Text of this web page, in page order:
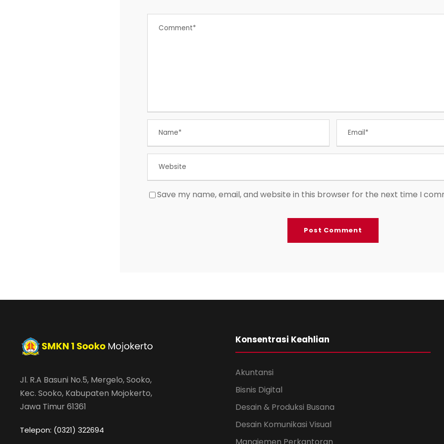
Save my name, email, and website in this browser for the next time I
Jl. R.A Basuni No.5, Mergelo, Sooko,
Kec. Sooko, Kabupaten Mojokerto,
Jawa Timur 61361
Telepon: (0321) 322694
Konsentrasi Keahlian
Akuntansi
Bisnis Digital
Desain & Produksi Busana
Desain Komunikasi Visual
Manajemen Perkantoran